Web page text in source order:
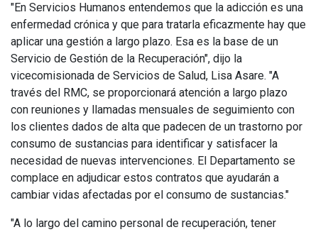
"En Servicios Humanos entendemos que la adicción es una
enfermedad crónica y que para tratarla eficazmente hay que
aplicar una gestión a largo plazo. Esa es la base de un
Servicio de Gestión de la Recuperación", dijo la
vicecomisionada de Servicios de Salud, Lisa Asare. "A
través del RMC, se proporcionará atención a largo plazo
con reuniones y llamadas mensuales de seguimiento con
los clientes dados de alta que padecen de un trastorno por
consumo de sustancias para identificar y satisfacer la
necesidad de nuevas intervenciones. El Departamento se
complace en adjudicar estos contratos que ayudarán a
cambiar vidas afectadas por el consumo de sustancias."
"A lo largo del camino personal de recuperación, tener